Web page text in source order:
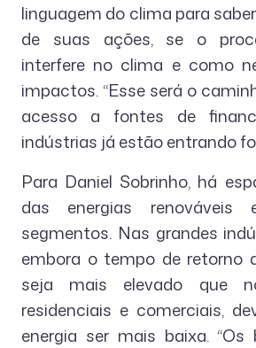
linguagem do clima para
de suas ações, se o
interfere no clima e como
impactos. “Esse será o
acesso a fontes de
indústrias já estão entrando
Para Daniel Sobrinho, há
das energias
segmentos. Nas grandes
embora o tempo de retorno
seja mais elevado que
residenciais e comerciais,
energia ser mais baixa. “Os